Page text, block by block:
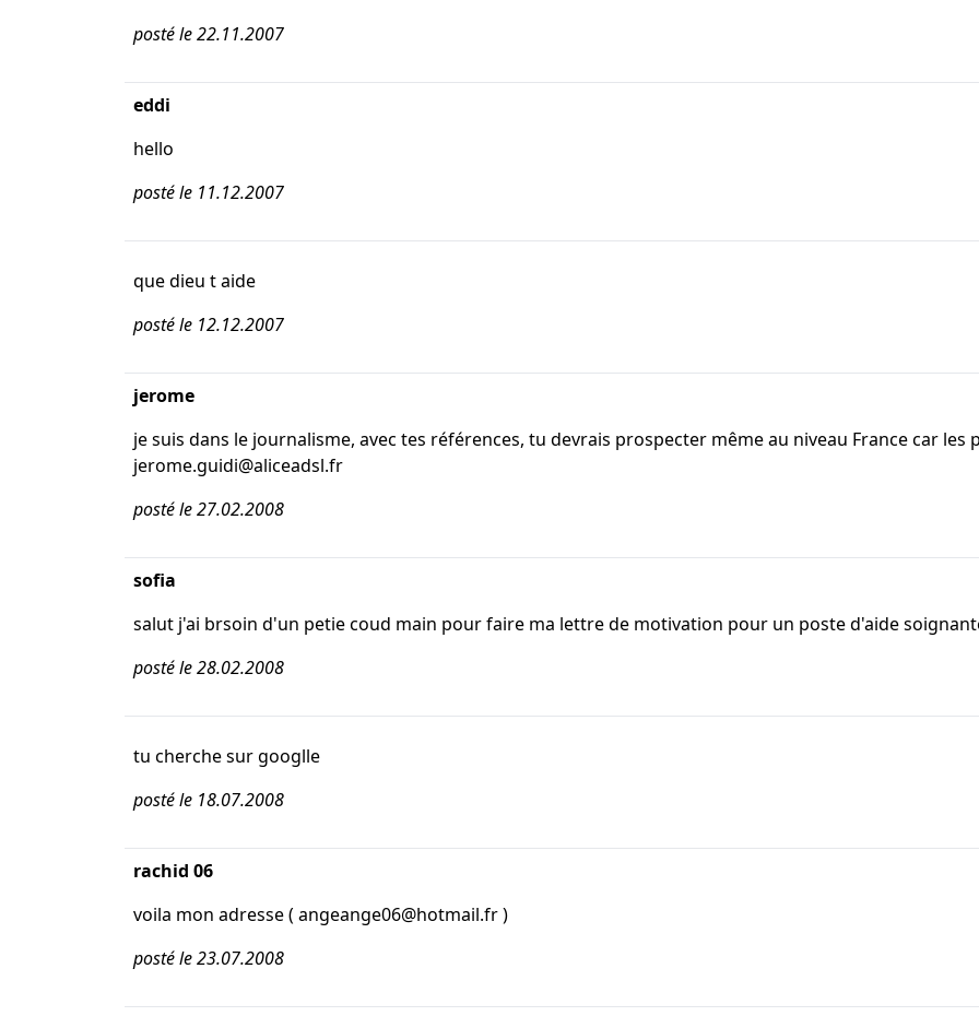
posté le 22.11.2007
eddi
hello
posté le 11.12.2007
que dieu t aide
posté le 12.12.2007
jerome
je suis dans le journalisme, avec tes références, tu devrais prospecter même au niveau France car les
jerome.guidi@aliceadsl.fr
posté le 27.02.2008
sofia
salut j'ai brsoin d'un petie coud main pour faire ma lettre de motivation pour un poste d'aide
posté le 28.02.2008
tu cherche sur googlle
posté le 18.07.2008
rachid 06
voila mon adresse ( angeange06@hotmail.fr )
posté le 23.07.2008